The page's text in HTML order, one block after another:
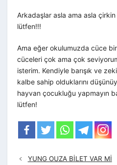
Arkadaşlar asla ama asla
lütfen!!!
Ama eğer okulumuzda cüce
cüceleri çok ama çok
isterim. Kendiyle barışık ve
kalbe sahip olduklarını
hayvan çocukluğu yapmayın
lütfen!
YUNG OUZA BİLET VAR Mİ